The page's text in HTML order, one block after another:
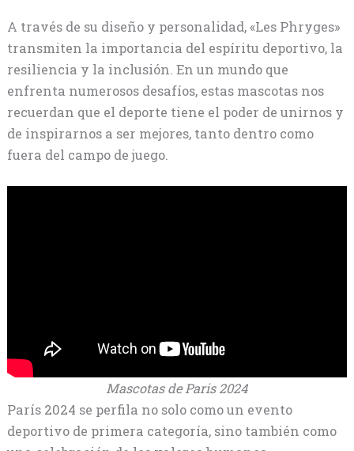
A través de su diseño y personalidad, «Les Phryges»
transmiten la importancia del espíritu deportivo, la
resiliencia y la inclusión. En un mundo que
enfrenta numerosos desafíos, estas mascotas nos
recuerdan que el deporte tiene el poder de unirnos y
de inspirarnos a ser mejores, tanto dentro como
fuera del campo de juego.
Mascotas de Paris 2024
París 2024 se perfila no solo como un evento
deportivo de primera categoría, sino también como